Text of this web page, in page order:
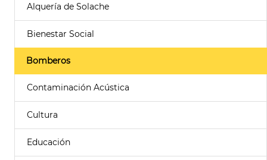
Alquería de Solache
Bienestar Social
Bomberos
Contaminación Acústica
Cultura
Educación